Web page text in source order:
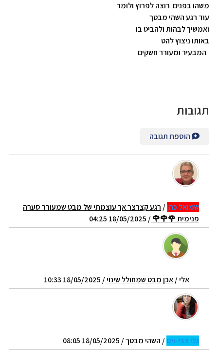
משהו בפנים רוצה לפרוץ ולומר
עוד רגע השהי מבטך
ואמשיך לבהות ולהביט בו
באותו ניצוץ להט
המבעיר ומעורר חשקים
תגובות
הוספת תגובה
שמואל כהן/ רגע קצרצר אך עוצמתי של מבט שמעורר סערה
פנימית 🌹🌹🌹/ 18/05/2025 04:25
אלי/אכן מבט שמחולל שינוי/ 18/05/2025 10:33
גלי צבי-ויס/ השהי מבטך/ 18/05/2025 08:05